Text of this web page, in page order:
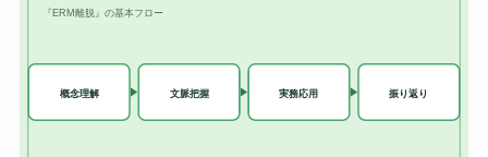
『ERM離脱』の基本フロー
概念理解 文脈把握 実務応用 振り返り